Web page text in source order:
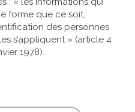
forme que ce soit,
des personnes
s’appliquent » (article 4
1978).